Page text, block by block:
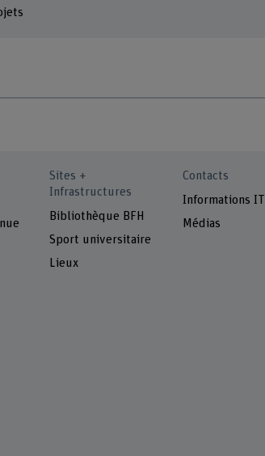
Sites +
Infrastructures
Bibliothèque BFH
Sport universitaire
Lieux
Contacts
Informations IT
Médias